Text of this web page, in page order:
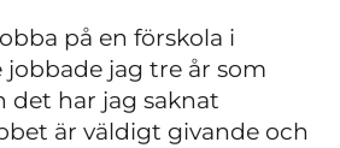
på en förskola i
jobbade jag tre år som
det har jag saknat
är väldigt givande och